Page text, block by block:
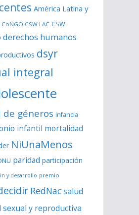
América Latina y
CoNGO CSW LAC CSW
derechos humanos
dsyr
integral
de géneros infancia
infantil mortalidad
NiUnaMenos
paridad participación
y desarrollo premio
RedNacsalud
sexual y reproductiva